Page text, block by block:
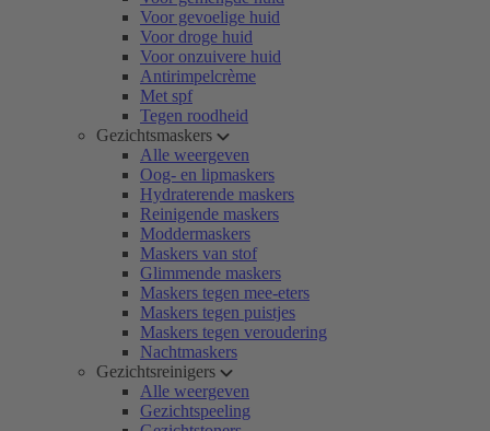
Voor gevoelige huid
Voor droge huid
Voor onzuivere huid
Antirimpelcrème
Met spf
Tegen roodheid
Gezichtsmaskers
Alle weergeven
Oog- en lipmaskers
Hydraterende maskers
Reinigende maskers
Moddermaskers
Maskers van stof
Glimmende maskers
Maskers tegen mee-eters
Maskers tegen puistjes
Maskers tegen veroudering
Nachtmaskers
Gezichtsreinigers
Alle weergeven
Gezichtspeeling